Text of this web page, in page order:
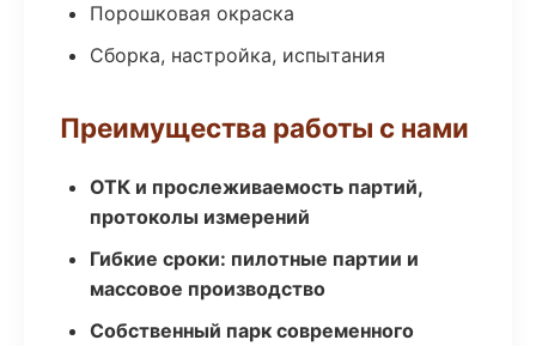
Порошковая окраска
Сборка, настройка, испытания
Преимущества работы с нами
ОТК и прослеживаемость партий,
протоколы измерений
Гибкие сроки: пилотные партии и
массовое производство
Собственный парк современного